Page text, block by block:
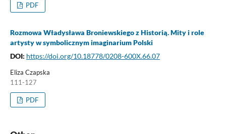
PDF
Rozmowa Władysława Broniewskiego z Historią. Mity i role
artysty w symbolicznym imaginarium Polski
DOI: https://doi.org/10.18778/0208-600X.66.07
Eliza Czapska
111-127
PDF